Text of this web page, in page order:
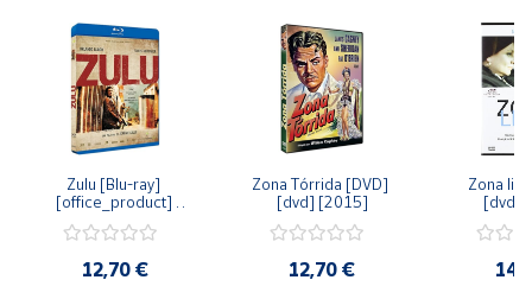
Zulu [Blu-ray]
[office_product]
12,70 €
Zona Tórrida [DVD]
[dvd] [2015]
12,70 €
Zona
[dvd]